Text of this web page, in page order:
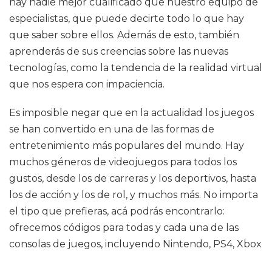
especialistas, que puede decirte todo lo que hay
que saber sobre ellos. Además de esto, también
aprenderás de sus creencias sobre las nuevas
tecnologías, como la tendencia de la realidad virtual
que nos espera con impaciencia.
Es imposible negar que en la actualidad los juegos
se han convertido en una de las formas de
entretenimiento más populares del mundo. Hay
muchos géneros de videojuegos para todos los
gustos, desde los de carreras y los deportivos, hasta
los de acción y los de rol, y muchos más. No importa
el tipo que prefieras, acá podrás encontrarlo:
ofrecemos códigos para todas y cada una de las
consolas de juegos, incluyendo Nintendo, PS4, Xbox